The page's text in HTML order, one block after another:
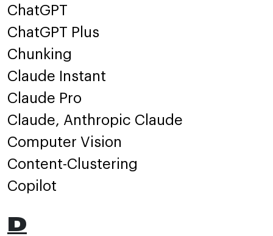
ChatGPT
ChatGPT Plus
Chunking
Claude Instant
Claude Pro
Claude, Anthropic Claude
Computer Vision
Content-Clustering
Copilot
D